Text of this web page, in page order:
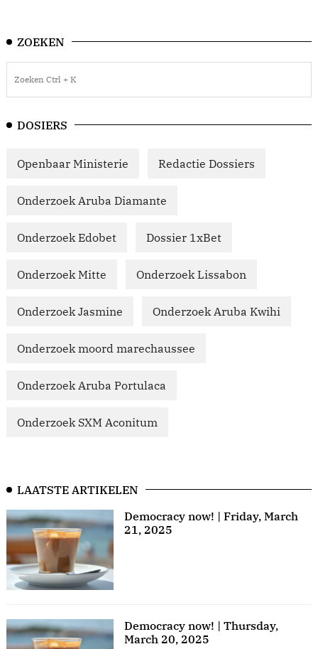
ZOEKEN
DOSIERS
Openbaar Ministerie Redactie Dossiers
Onderzoek Aruba Diamante
Onderzoek Edobet Dossier 1xBet
Onderzoek Mitte Onderzoek Lissabon
Onderzoek Jasmine Onderzoek Aruba Kwihi
Onderzoek moord marechaussee
Onderzoek Aruba Portulaca
Onderzoek SXM Aconitum
LAATSTE ARTIKELEN
Democracy now! | Friday, March
21, 2025
Democracy now! | Thursday,
March 20, 2025